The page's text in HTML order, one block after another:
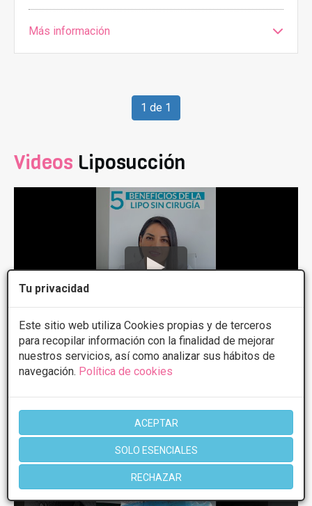
Tu privacidad
Este sitio web utiliza Cookies propias y de terceros
para recopilar información con la finalidad de mejorar
nuestros servicios, así como analizar sus hábitos de
navegación. Política de cookies
ACEPTAR
SOLO ESENCIALES
RECHAZAR
Más información
1 de 1
Videos Liposucción
20 de Ago, 2023 BENEFICIOS LIPO SIN CIRUGÍA